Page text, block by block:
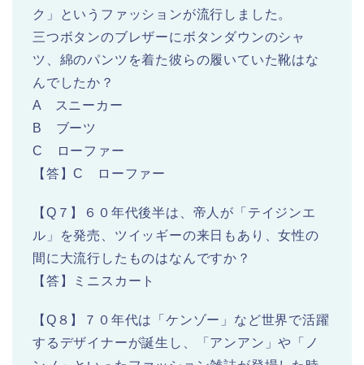
ク」というファッションが流行しました。
三つボタンのブレザーにボタンダウンのシャ
ツ、綿のパンツを着た彼らの履いていた靴はな
んでしたか？
A スニーカー
B ブーツ
C ローファー
【答】C ローファー
【Q７】６０年代後半は、帝人が「テイジンエ
ル」を発売、ツイッギーの来日もあり、女性の
間に大流行したものはなんですか？
【答】ミニスカート
【Q８】７０年代は「ケンゾー」など世界で活躍
するデザイナーが誕生し、「アンアン」や「ノ